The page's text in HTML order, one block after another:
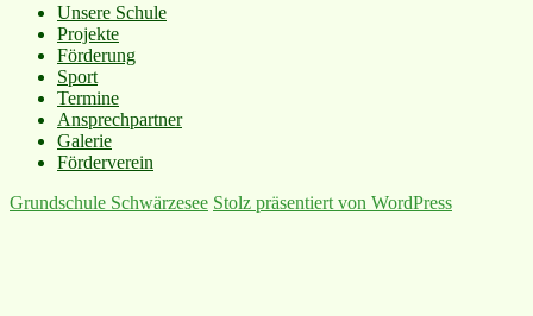
Unsere Schule
Projekte
Förderung
Sport
Termine
Ansprechpartner
Galerie
Förderverein
Grundschule Schwärzesee Stolz präsentiert von WordPress